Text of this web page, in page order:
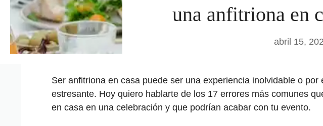
una anfitriona en
abril 15,
Ser anfitriona en casa puede ser una experiencia inolvidable o por
estresante. Hoy quiero hablarte de los 17 errores más comunes
en casa en una celebración y que podrían acabar con tu evento.